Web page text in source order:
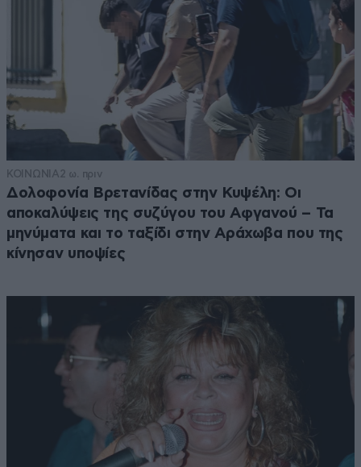
ΚΟΙΝΩΝΙΑ 2 ω. πριν
Δολοφονία Βρετανίδας στην Κυψέλη: Οι
αποκαλύψεις της συζύγου του Αφγανού – Τα
μηνύματα και το ταξίδι στην Αράχωβα που της
κίνησαν υποψίες